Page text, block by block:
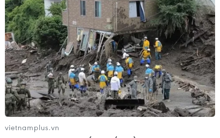
Tai nạn xe buýt và sự cố xe bồn chở
xăng dầu gây nhiều thương vong ở
châu Phi
09/08/2026 03:15
Chính phủ Mỹ giải mật đợt 5 hồ sơ
UFO
vietnamplus.vn